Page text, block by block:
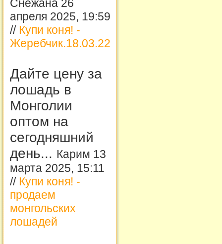
Снежана 26
апреля 2025, 19:59
// Купи коня! -
Жеребчик.18.03.22
Дайте цену за
лошадь в
Монголии
оптом на
сегодняшний
день... Карим 13
марта 2025, 15:11
// Купи коня! -
продаем
монгольских
лошадей